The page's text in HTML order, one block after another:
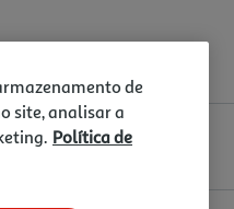
de
site, analisar a
Política de